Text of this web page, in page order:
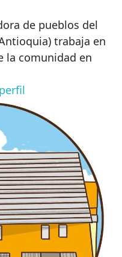
de pueblos del
trabaja en
la comunidad en